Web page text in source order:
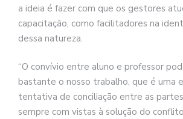
a ideia é fazer com que os gestores
capacitação, como facilitadores na
dessa natureza.
“O convívio entre aluno e professor
bastante o nosso trabalho, que é uma
tentativa de conciliação entre as
sempre com vistas à solução do